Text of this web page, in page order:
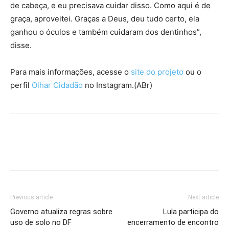
de cabeça, e eu precisava cuidar disso. Como aqui é de
graça, aproveitei. Graças a Deus, deu tudo certo, ela
ganhou o óculos e também cuidaram dos dentinhos”,
disse.
Para mais informações, acesse o site do projeto ou o
perfil Olhar Cidadão no Instagram.(ABr)
Previous article
Governo atualiza regras sobre
uso de solo no DF
Next article
Lula participa do
encerramento de encontro